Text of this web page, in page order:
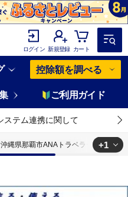
ログイン 新規登録 カート
控除額を調べる
ご利用ガイド
ステム連携に関して
沖縄県那覇市ANAトラベラーズホテル
+1